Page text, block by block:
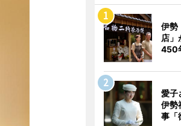
伊勢
店
450
愛子
伊勢
事「